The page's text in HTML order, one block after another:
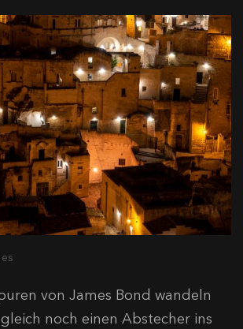
von James Bond wandeln
noch einen Abstecher ins